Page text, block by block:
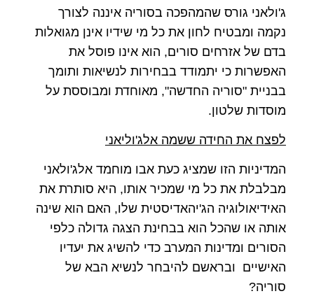
ג'ולאני גורס שהמהפכה בסוריה איננה לצורך
נקמה ומבטיח לחון את כל מי שידיו אינן מגואלות
בדם של אזרחים סורים, הוא אינו פוסל את
האפשרות כי יתמודד בבחירות לנשיאות ותומך
בבניית "סוריה החדשה", מאוחדת ומבוססת על
מוסדות שלטון.
לפצח את החידה ששמה אלג'וליאני
המדיניות הזו שמציג כעת אבו מוחמד אלג'ולאני
מבלבלת את כל מי שמכיר אותו, היא סותרת את
האידיאולוגיה הג'יהאדיסטית שלו, האם הוא שינה
אותה או שהכל הוא בבחינת הצגה גדולה כלפי
הסורים ומדינות המערב כדי להשיג את יעדיו
האישיים ובראשם להיבחר לנשיא הבא של
סוריה?